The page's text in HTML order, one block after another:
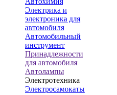
Электрика и
электроника для
автомобиля
Автомобильный
инструмент
Принадлежности
для автомобиля
Автолампы
Электротехника
Электросамокаты